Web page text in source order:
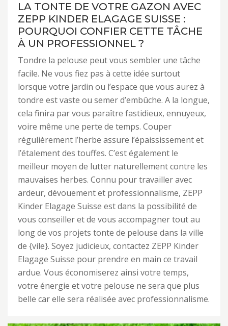
LA TONTE DE VOTRE GAZON AVEC
ZEPP KINDER ELAGAGE SUISSE :
POURQUOI CONFIER CETTE TÂCHE
À UN PROFESSIONNEL ?
Tondre la pelouse peut vous sembler une tâche
facile. Ne vous fiez pas à cette idée surtout
lorsque votre jardin ou l’espace que vous aurez à
tondre est vaste ou semer d’embûche. A la longue,
cela finira par vous paraître fastidieux, ennuyeux,
voire même une perte de temps. Couper
régulièrement l’herbe assure l’épaississement et
l’étalement des touffes. C’est également le
meilleur moyen de lutter naturellement contre les
mauvaises herbes. Connu pour travailler avec
ardeur, dévouement et professionnalisme, ZEPP
Kinder Elagage Suisse est dans la possibilité de
vous conseiller et de vous accompagner tout au
long de vos projets tonte de pelouse dans la ville
de {vile}. Soyez judicieux, contactez ZEPP Kinder
Elagage Suisse pour prendre en main ce travail
ardue. Vous économiserez ainsi votre temps,
votre énergie et votre pelouse ne sera que plus
belle car elle sera réalisée avec professionnalisme.